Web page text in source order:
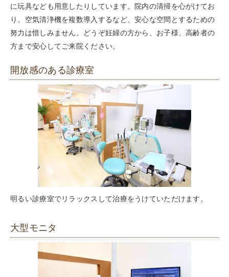
に玩具なども用意したりしています。院内の清掃を心がけてお
り、空気清浄機を複数導入するなど、安心な空間とするための
努力は惜しみません。どうぞ妊婦の方から、お子様、高齢者の
方まで安心してご来院ください。
開放感のある診療室
明るい診療室でリラックスして治療をうけていただけます。
大型モニタ